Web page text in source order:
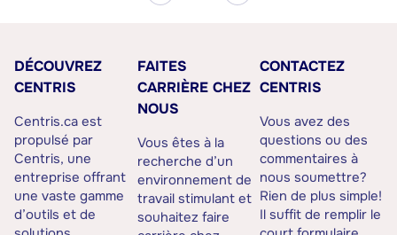
DÉCOUVREZ
CENTRIS
Centris.ca est
propulsé par
Centris, une
entreprise offrant
une vaste gamme
d’outils et de
FAITES
CARRIÈRE CHEZ
NOUS
Vous êtes à la
recherche d’un
environnement de
travail stimulant et
souhaitez faire
CONTACTEZ
CENTRIS
Vous avez des
questions ou des
commentaires à
nous soumettre?
Rien de plus simple!
Il suffit de remplir le